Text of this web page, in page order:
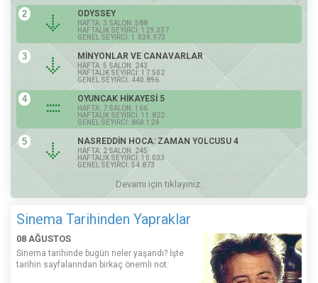
2 ODYSSEY
HAFTA: 3 SALON: 588
HAFTALIK SEYİRCİ: 129.337
GENEL SEYİRCİ: 1.039.973
3 MİNYONLAR VE CANAVARLAR
HAFTA: 5 SALON: 243
HAFTALIK SEYİRCİ: 17.502
GENEL SEYİRCİ: 440.896
4 OYUNCAK HİKAYESİ 5
HAFTA: 7 SALON: 166
HAFTALIK SEYİRCİ: 11.822
GENEL SEYİRCİ: 860.124
5 NASREDDİN HOCA: ZAMAN YOLCUSU 4
HAFTA: 2 SALON: 245
HAFTALIK SEYİRCİ: 10.033
GENEL SEYİRCİ: 54.873
Devamı için tıklayınız.
Sinema Tarihinden Yapraklar
08 AĞUSTOS
Sinema tarihinde bugün neler yaşandı? İşte
tarihin sayfalarından birkaç önemli not: